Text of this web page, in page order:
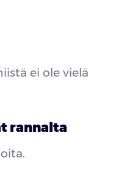
ei ole vielä
rannalta